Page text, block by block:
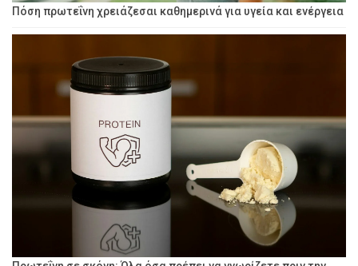
Πόση πρωτεΐνη χρειάζεσαι καθημερινά για υγεία και ενέργεια